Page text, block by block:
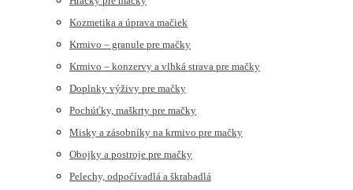
Kozmetika a úprava mačiek
Krmivo – granule pre mačky
Krmivo – konzervy a vlhká strava pre mačky
Doplnky výživy pre mačky
Pochúťky, maškrty pre mačky
Misky a zásobníky na krmivo pre mačky
Obojky a postroje pre mačky
Pelechy, odpočívadlá a škrabadlá